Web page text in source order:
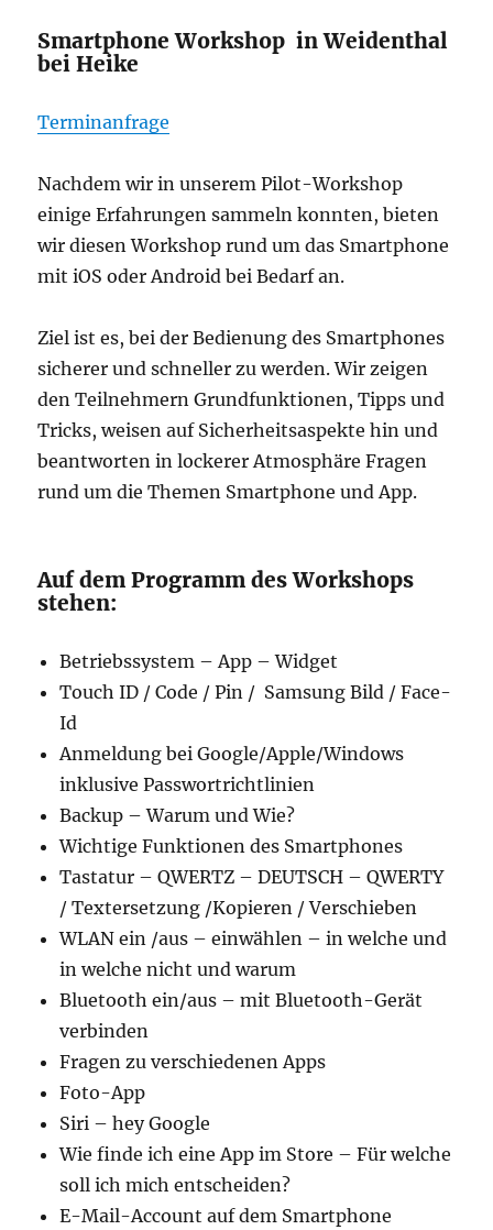
Smartphone Workshop in Weidenthal
bei Heike
Terminanfrage
Nachdem wir in unserem Pilot-Workshop
einige Erfahrungen sammeln konnten, bieten
wir diesen Workshop rund um das Smartphone
mit iOS oder Android bei Bedarf an.
Ziel ist es, bei der Bedienung des Smartphones
sicherer und schneller zu werden. Wir zeigen
den Teilnehmern Grundfunktionen, Tipps und
Tricks, weisen auf Sicherheitsaspekte hin und
beantworten in lockerer Atmosphäre Fragen
rund um die Themen Smartphone und App.
Auf dem Programm des Workshops
stehen:
Betriebssystem – App – Widget
Touch ID / Code / Pin / Samsung Bild / Face-
Id
Anmeldung bei Google/Apple/Windows
inklusive Passwortrichtlinien
Backup – Warum und Wie?
Wichtige Funktionen des Smartphones
Tastatur – QWERTZ – DEUTSCH – QWERTY
/ Textersetzung /Kopieren / Verschieben
WLAN ein /aus – einwählen – in welche und
in welche nicht und warum
Bluetooth ein/aus – mit Bluetooth-Gerät
verbinden
Fragen zu verschiedenen Apps
Foto-App
Siri – hey Google
Wie finde ich eine App im Store – Für welche
soll ich mich entscheiden?
E-Mail-Account auf dem Smartphone